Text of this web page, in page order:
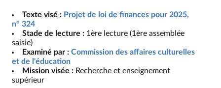
Texte visé : Projet de loi de finances pour 2025,
n° 324
Stade de lecture : 1ère lecture (1ère assemblée
saisie)
Examiné par : Commission des affaires culturelles
et de l'éducation
Mission visée : Recherche et enseignement
supérieur